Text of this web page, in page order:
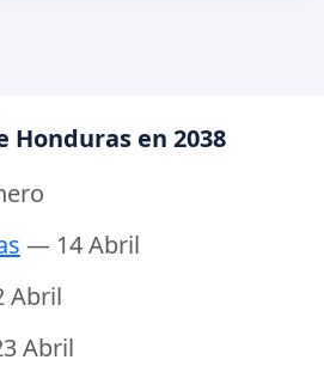
Honduras en 2038
— 14 Abril
Abril
Abril